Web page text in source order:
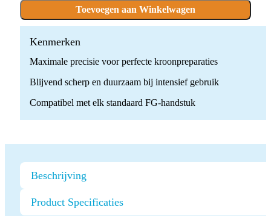
Boren
quantity
Toevoegen aan Winkelwagen
Kenmerken
Maximale precisie voor perfecte kroonpreparaties
Blijvend scherp en duurzaam bij intensief gebruik
Compatibel met elk standaard FG-handstuk
Beschrijving
Product Specificaties